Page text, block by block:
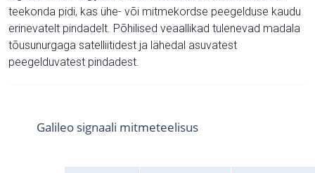
teekonda pidi, kas ühe- või mitmekordse peegelduse kaudu
erinevatelt pindadelt. Põhilised veaallikad tulenevad madala
tõusunurgaga satelliitidest ja lähedal asuvatest
peegelduvatest pindadest.
Galileo signaali mitmeteelisus